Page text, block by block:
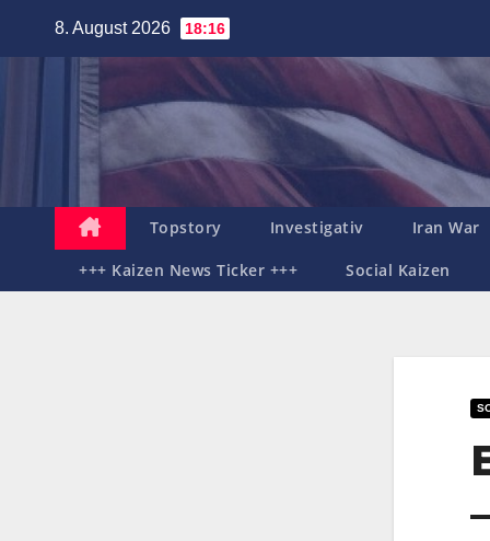
8. August 2026 18:16
Topstory Investigativ Iran War
+++ Kaizen News Ticker +++ Social Kaizen